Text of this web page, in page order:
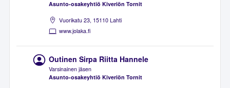
Asunto-osakeyhtiö Kiveriön Tornit
Vuorikatu 23, 15110 Lahti
www.jolaka.fi
Outinen Sirpa Riitta Hannele
Varsinainen jäsen
Asunto-osakeyhtiö Kiveriön Tornit